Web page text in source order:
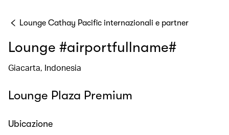
Lounge Cathay Pacific internazionali e partner
Lounge #airportfullname#
Giacarta, Indonesia
Lounge Plaza Premium
Ubicazione